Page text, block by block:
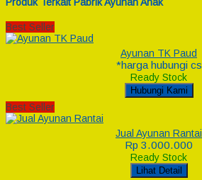
Produk Terkait Pabrik Ayunan Anak
Best Seller
Ayunan TK Paud
*harga hubungi cs
Ready Stock
Hubungi Kami
Best Seller
Jual Ayunan Rantai
Rp 3.000.000
Ready Stock
Lihat Detail